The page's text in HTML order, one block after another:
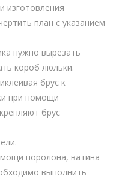
изготовления
план с указанием
нужно вырезать
короб люльки.
брус к
при помощи
брус
поролона, ватина
выполнить